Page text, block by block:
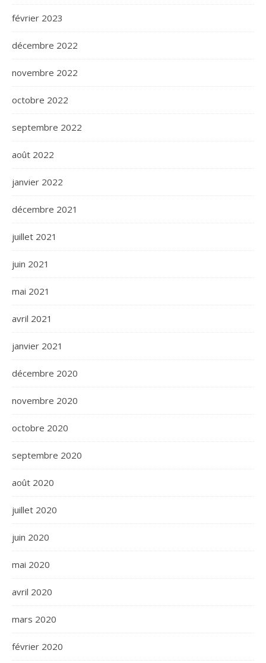
février 2023
décembre 2022
novembre 2022
octobre 2022
septembre 2022
août 2022
janvier 2022
décembre 2021
juillet 2021
juin 2021
mai 2021
avril 2021
janvier 2021
décembre 2020
novembre 2020
octobre 2020
septembre 2020
août 2020
juillet 2020
juin 2020
mai 2020
avril 2020
mars 2020
février 2020